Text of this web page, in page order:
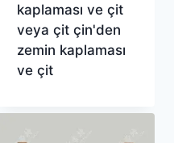
kaplaması ve çit
veya çit çin'den
zemin kaplaması
ve çit